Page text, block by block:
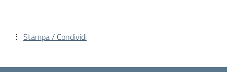
Stampa / Condividi